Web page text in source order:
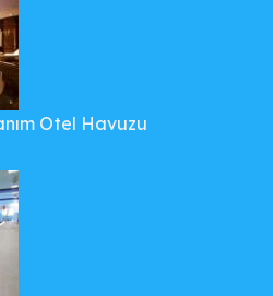
Otel Havuzu